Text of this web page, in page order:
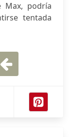
Max, podría
tentada